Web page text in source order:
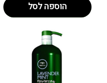
הוספה לסל